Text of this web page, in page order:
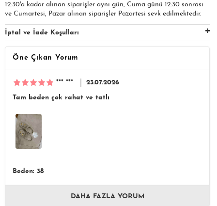
12:30'a kadar alınan siparişler aynı gün, Cuma günü 12:30 sonrası
ve Cumartesi, Pazar alınan siparişler Pazartesi sevk edilmektedir.
İptal ve İade Koşulları
Öne Çıkan Yorum
*** *** 23.07.2026
Tam beden çok rahat ve tatlı
Beden: 38
DAHA FAZLA YORUM